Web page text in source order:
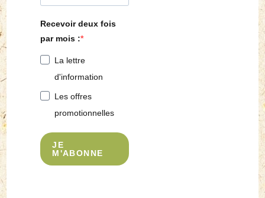
Recevoir deux fois
par mois :
La lettre
d'information
Les offres
promotionnelles
JE
M'ABONNE